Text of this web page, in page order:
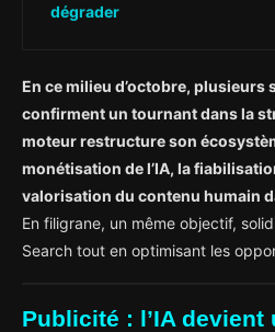
dégrader
En ce milieu d’octobre, plusieurs
confirment un tournant dans la
moteur restructure son
monétisation de l’IA, la
valorisation du contenu humain
En filigrane, un même objectif,
Search tout en optimisant les
Publicité : l’IA devient